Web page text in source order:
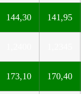
144,30 141,95
173,10 170,40